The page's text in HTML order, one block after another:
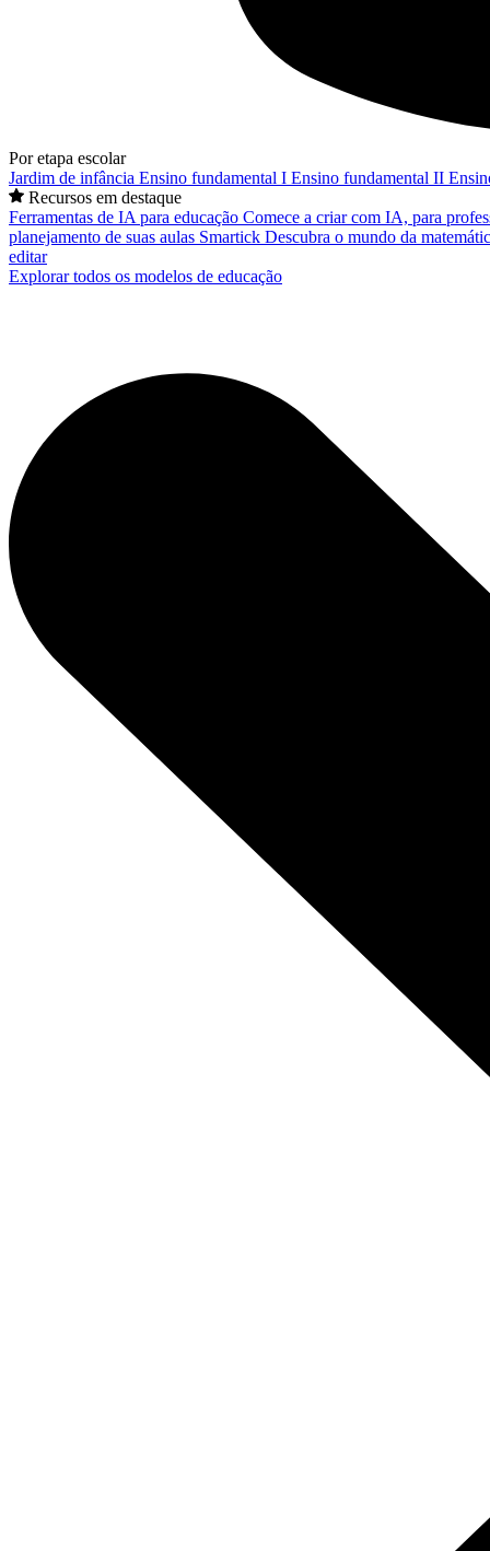
Por etapa escolar
Jardim de infância Ensino fundamental I Ensino fundamental II
Recursos em destaque
Ferramentas de IA para educação Comece a criar com IA, para
planejamento de suas aulas Smartick Descubra o mundo da
editar
Explorar todos os modelos de educação